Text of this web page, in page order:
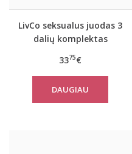
LivCo seksualus juodas 3
dalių komplektas
3375€
DAUGIAU